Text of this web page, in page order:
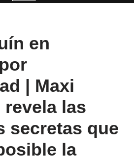
en
| Maxi
las
secretas que
la